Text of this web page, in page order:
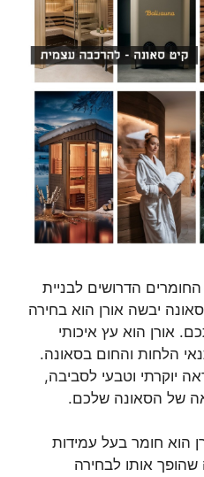
הדרושים לבניית
יבשה אורן הוא בחירה
אורן הוא עץ איכותי
הלחות והחום בסאונה.
יוקרתי וטבעי לסביבה,
של הסאונה שלכם.
הוא חומר בעל עמידות
אותו לבחירה